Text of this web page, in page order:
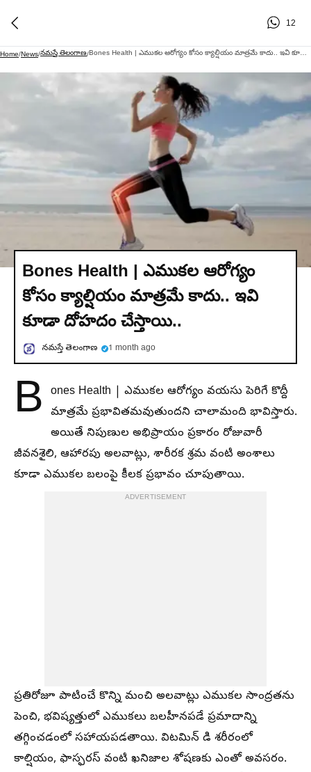
12
Home/News/నమస్తే తెలంగాణ/
Bones Health | ఎముకల ఆరోగ్యం
కోసం క్యాల్షియం మాత్రమే కాదు.. ఇవి
కూడా దోహదం చేస్తాయి..
నమస్తే తెలంగాణ 1 month ago
B ones Health | ఎముకల ఆరోగ్యం వయసు పెరిగే కొద్దీ
మాత్రమే ప్రభావితమవుతుందని చాలామంది భావిస్తారు.
అయితే నిపుణుల అభిప్రాయం ప్రకారం రోజువారీ
జీవనశైలి, ఆహారపు అలవాట్లు, శారీరక శ్రమ వంటి అంశాలు
కూడా ఎముకల బలంపై కీలక ప్రభావం చూపుతాయి.
ADVERTISEMENT
ప్రతిరోజూ పాటించే కొన్ని మంచి అలవాట్లు ఎముకల సాంద్రతను
పెంచి, భవిష్యత్తులో ఎముకలు బలహీనపడే ప్రమాదాన్ని
తగ్గించడంలో సహాయపడతాయి. విటమిన్ డి శరీరంలో
కాల్షియం, ఫాస్ఫరస్ వంటి ఖనిజాల శోషణకు ఎంతో అవసరం.